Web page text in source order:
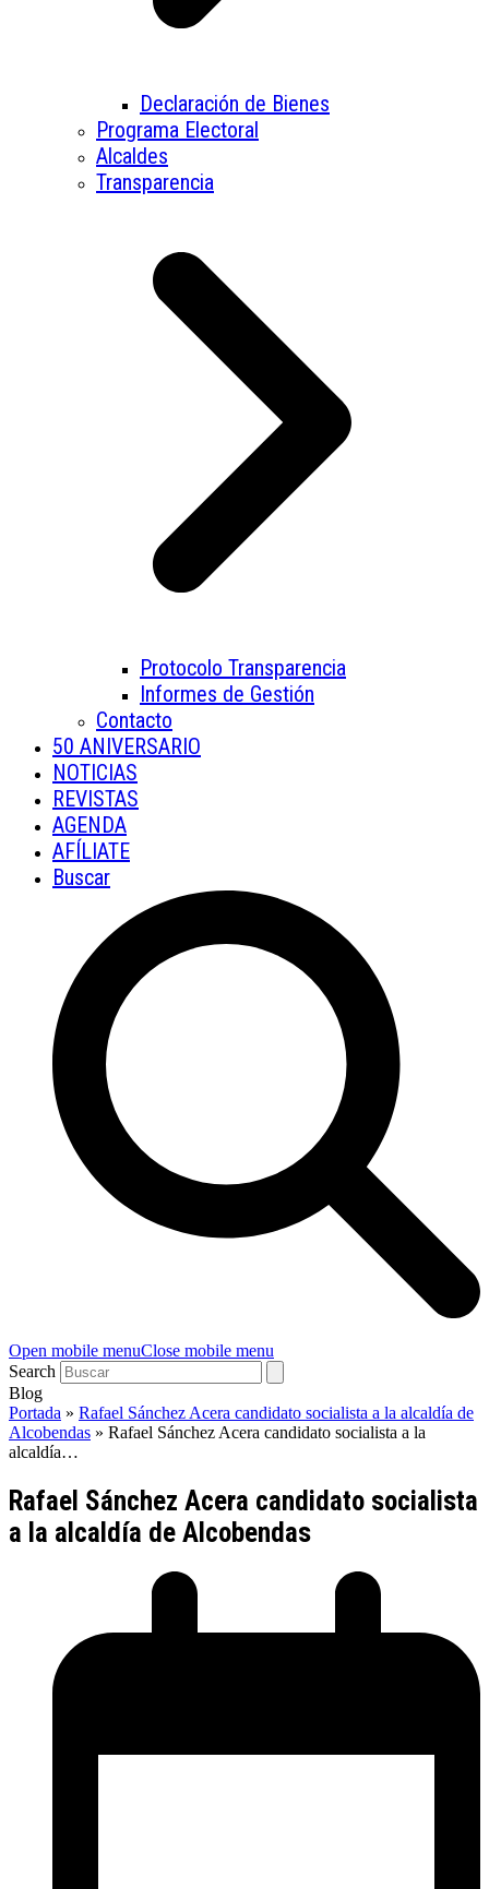
Declaración de Bienes
Programa Electoral
Alcaldes
Transparencia
Protocolo Transparencia
Informes de Gestión
Contacto
50 ANIVERSARIO
NOTICIAS
REVISTAS
AGENDA
AFÍLIATE
Buscar
Open mobile menuClose mobile menu
Search
Blog
Portada » Rafael Sánchez Acera candidato socialista a la alcaldía de
Alcobendas » Rafael Sánchez Acera candidato socialista a la
alcaldía…
Rafael Sánchez Acera candidato socialista
a la alcaldía de Alcobendas